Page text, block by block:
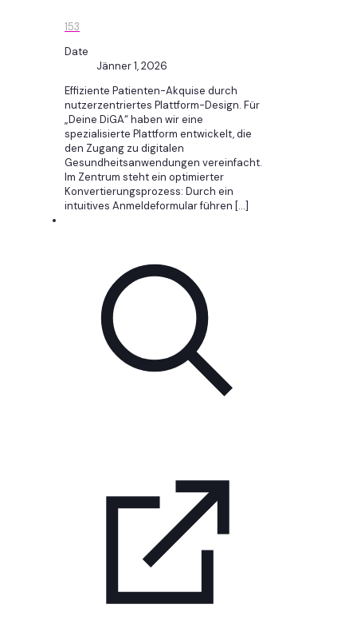
153
Date
Jänner 1, 2026
Effiziente Patienten-Akquise durch
nutzerzentriertes Plattform-Design. Für
„Deine DiGA“ haben wir eine
spezialisierte Plattform entwickelt, die
den Zugang zu digitalen
Gesundheitsanwendungen vereinfacht.
Im Zentrum steht ein optimierter
Konvertierungsprozess: Durch ein
intuitives Anmeldeformular führen […]